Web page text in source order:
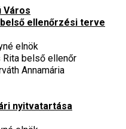
Város
ellenőrzési terve
elnök
Rita belső ellenőr
nyitvatartása